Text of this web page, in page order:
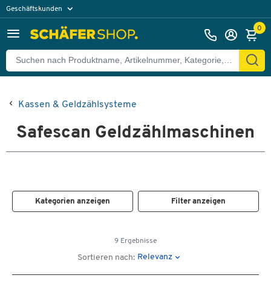
Geschäftskunden
0
Kassen & Geldzählsysteme
Safescan Geldzählmaschinen
Kategorien anzeigen Filter anzeigen
9 Ergebnisse
Sortieren nach: Relevanz